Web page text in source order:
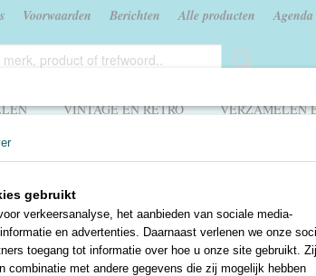
Voorwaarden Berichten Alle producten Agenda
VINTAGE EN RETRO VERZAMELEN
boekje - A.M. de Jong
van Bulletje en
- Zesde boekje -
gebruikt
verkeersanalyse, het aanbieden van sociale media-
en advertenties. Daarnaast verlenen we onze
toegang tot informatie over hoe u onze site gebruikt. Zij
combinatie met andere gegevens die zij mogelijk hebben